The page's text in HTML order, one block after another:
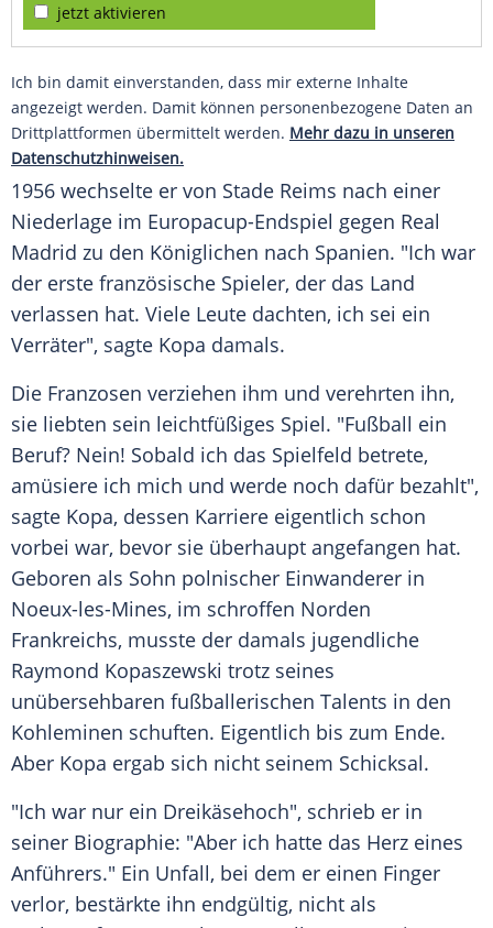
jetzt aktivieren
Ich bin damit einverstanden, dass mir externe Inhalte
angezeigt werden. Damit können personenbezogene Daten an
Drittplattformen übermittelt werden. Mehr dazu in unseren
Datenschutzhinweisen.
1956 wechselte er von Stade Reims nach einer
Niederlage im Europacup-Endspiel gegen Real
Madrid zu den Königlichen nach Spanien. "Ich war
der erste französische Spieler, der das Land
verlassen hat. Viele Leute dachten, ich sei ein
Verräter", sagte Kopa damals.
Die Franzosen verziehen ihm und verehrten ihn,
sie liebten sein leichtfüßiges Spiel. "Fußball ein
Beruf? Nein! Sobald ich das Spielfeld betrete,
amüsiere ich mich und werde noch dafür bezahlt",
sagte Kopa, dessen Karriere eigentlich schon
vorbei war, bevor sie überhaupt angefangen hat.
Geboren als Sohn polnischer Einwanderer in
Noeux-les-Mines, im schroffen Norden
Frankreichs, musste der damals jugendliche
Raymond Kopaszewski trotz seines
unübersehbaren fußballerischen Talents in den
Kohleminen schuften. Eigentlich bis zum Ende.
Aber Kopa ergab sich nicht seinem Schicksal.
"Ich war nur ein Dreikäsehoch", schrieb er in
seiner Biographie: "Aber ich hatte das Herz eines
Anführers." Ein Unfall, bei dem er einen Finger
verlor, bestärkte ihn endgültig, nicht als